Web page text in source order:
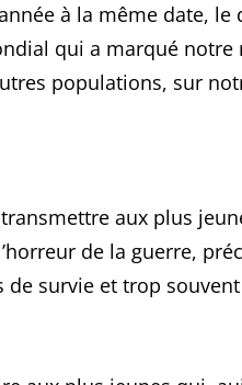
à la même date, le
qui a marqué
populations, sur
aux plus
de la guerre,
survie et trop